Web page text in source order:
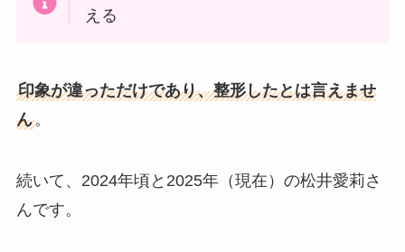
える
印象が違っただけであり、整形したとは言えませ
ん。
続いて、2024年頃と2025年（現在）の松井愛莉さ
んです。